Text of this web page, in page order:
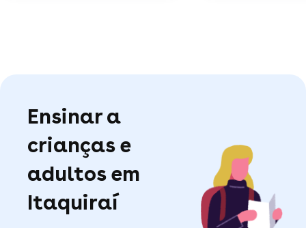
Ensinar a
crianças e
adultos em
Itaquiraí